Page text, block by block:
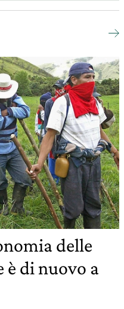
delle
di nuovo a